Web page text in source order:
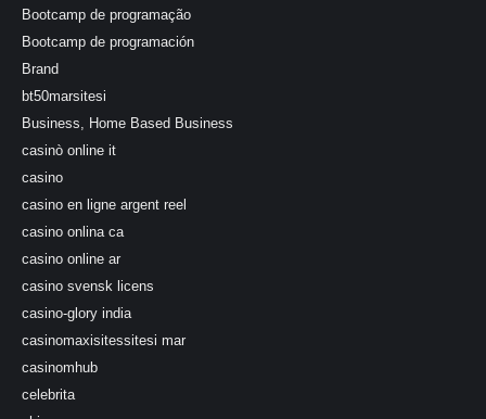
Bootcamp de programação
Bootcamp de programación
Brand
bt50marsitesi
Business, Home Based Business
casinò online it
casino
casino en ligne argent reel
casino onlina ca
casino online ar
casino svensk licens
casino-glory india
casinomaxisitessitesi mar
casinomhub
celebrita